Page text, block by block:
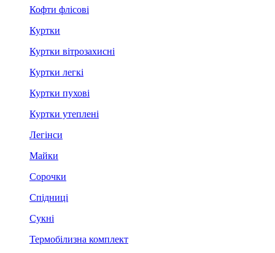
Кофти флісові
Куртки
Куртки вітрозахисні
Куртки легкі
Куртки пухові
Куртки утеплені
Легінси
Майки
Сорочки
Спідниці
Сукні
Термобілизна комплект